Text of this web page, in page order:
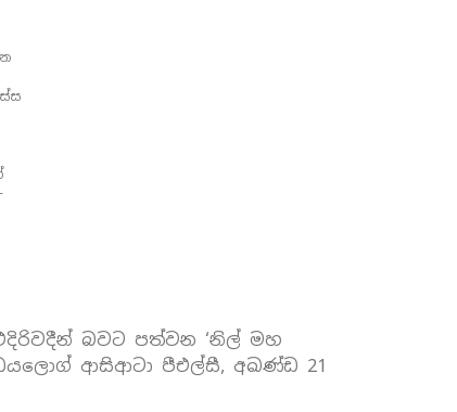
බවට පත්වන ‘නිල් මහ
ඩයලොග් ආසිආටා පීඑල්සී, අඛණ්ඩ 21